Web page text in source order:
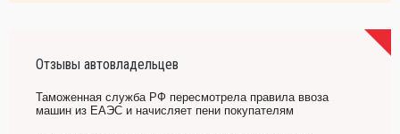
Отзывы автовладельцев
Таможенная служба РФ пересмотрела правила ввоза
машин из ЕАЭС и начисляет пени покупателям